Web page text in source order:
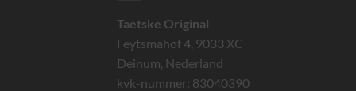
Taetske Original
Feytsmahof 4, 9033 XC
Deinum, Nederland
kvk-nummer: 83040390